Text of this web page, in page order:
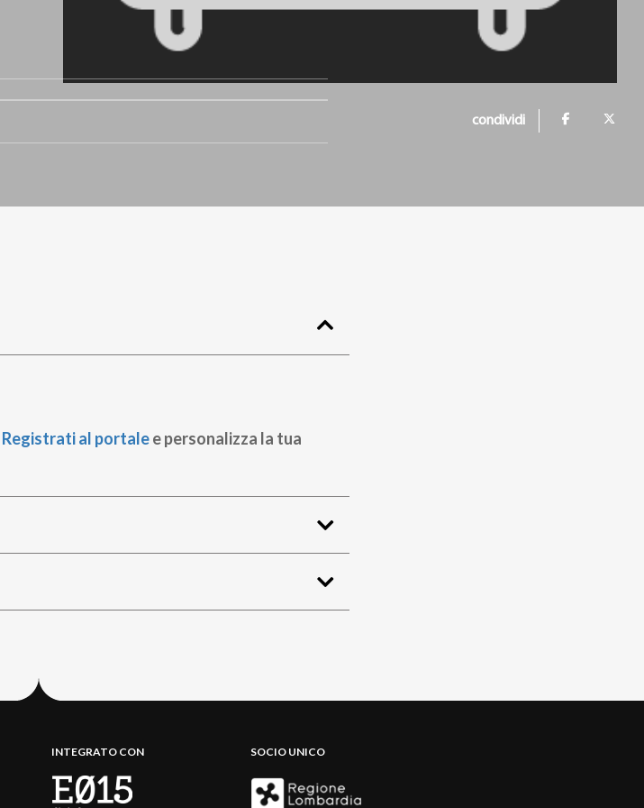
condividi
Registrati al portalee personalizza la tua
INTEGRATO CON SOCIO UNICO